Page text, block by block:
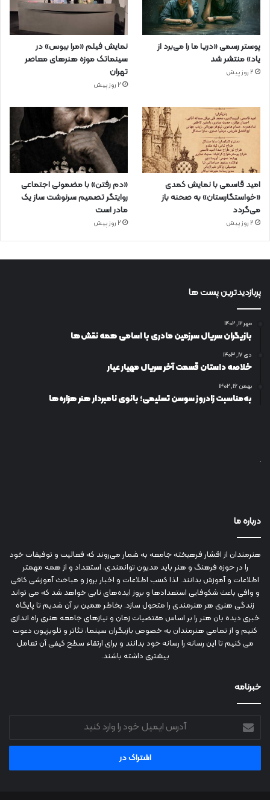
پوستر رسمی «دریا ما را می‌برد از
یاد» منتشر شد
2 روز پیش
نمایش فیلم «مرا ببوس» در
سینماتک موزه هنرهای معاصر
تهران
2 روز پیش
امید قاسمی با نمایش کمدی
«خواستگارستان» به صحنه باز
می‌گردد
2 روز پیش
«دم رفتن» با مضمونی اجتماعی
روایتگر تصمیم سرنوشت ساز یک
مادر است
2 روز پیش
پربازدیدترین پست ها
مهر ۱۲, ۱۴۰۲
بازیگران سریال سرزمین مادری با اسامی همه نقش‌ها
دی ۱۷, ۱۴۰۳
خلاصه داستان قسمت آخر سریال مهیار عیار
بهمن ۱۶, ۱۴۰۲
به‌مناسبت زادروز سوسن تسلیمی؛ بانوی نامبردار هنر هزاره‌ها
درباره ما
هنرمندان از اقشار فرهیخته جامعه به شمار می‌روند که فعالیت و توفیقات خود
را در حوزه فرهنگ و هنر باید مدیون توانمندی، استعداد و از همه مهمتر
اطلاعات و آموزش بدانند. لذا کسب اطلاعات و اخبار بروز و مباحث آموزشی کافی
و وافی باعث شکوفایی استعدادها و بروز ایده‌های نابی خواهد شد که می تواند
زندگی هنری هر هنرمندی را متحول سازد. بخاطر همین بر آن شدیم تا پایگاه
خبری دیده بان هنر را بر اساس مقتضیات زمان و نیازهای جامعه هنری راه اندازی
کنیم و از تمامی هنرمندان به خصوص بازیگران سینما، تئاتر و تلویزیون دعوت
می کنیم تا این رسانه را رسانه خود بدانند و برای ارتقاء سطح کیفی آن تعامل
بیشتری داشته باشند.
خبرنامه
ایمیل
خود
وارد